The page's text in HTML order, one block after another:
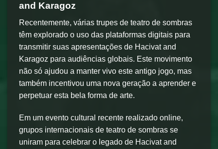
and Karagoz
Recentemente, várias trupes de teatro de sombras
têm explorado o uso das plataformas digitais para
transmitir suas apresentações de Hacivat and
Karagoz para audiências globais. Este movimento
não só ajudou a manter vivo este antigo jogo, mas
também incentivou uma nova geração a aprender e
perpetuar esta bela forma de arte.
Em um evento cultural recente realizado online,
grupos internacionais de teatro de sombras se
uniram para celebrar o legado de Hacivat and